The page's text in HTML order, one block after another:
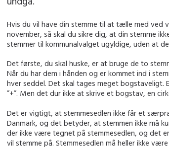
Hvis du vil have din stemme til at tælle med ved
november, så skal du sikre dig, at din stemme
stemmer til kommunalvalget ugyldige, uden at
Det første, du skal huske, er at bruge de to
Når du har dem i hånden og er kommet ind i
hver seddel. Det skal tages meget bogstaveligt.
”+”. Men det dur ikke at skrive et bogstav, en
Det er vigtigt, at stemmesedlen ikke får et
Danmark, og det betyder, at stemmen ikke må
der ikke være tegnet på stemmesedlen, og det
vil stemme på. Stemmesedlen må heller ikke